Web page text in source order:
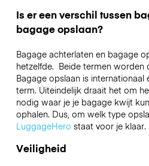
Is er een verschil tussen
bagage opslaan?
Bagage achterlaten en bagage
hetzelfde. Beide termen worden
Bagage opslaan is
term. Uiteindelijk draait het om
nodig waar je je bagage kwijt
ophalen. Dus, om welk type
LuggageHero staat voor je klaar.
Veiligheid